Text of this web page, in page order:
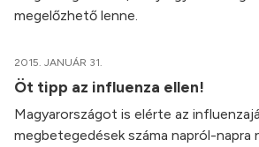
megelőzhető lenne.
2015. JANUÁR 31.
Öt tipp az influenza ellen!
Magyarországot is elérte az
megbetegedések száma napról-napra